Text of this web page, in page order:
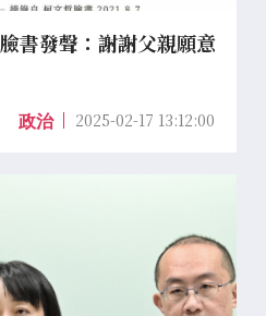
書發聲：謝謝父親願意
政治 2025-02-17 13:12:00